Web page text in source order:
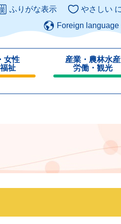
こ
ふりがな表示 やさしい
Foreign language
女性
祉
産業・農林水産
労働・観光
じ